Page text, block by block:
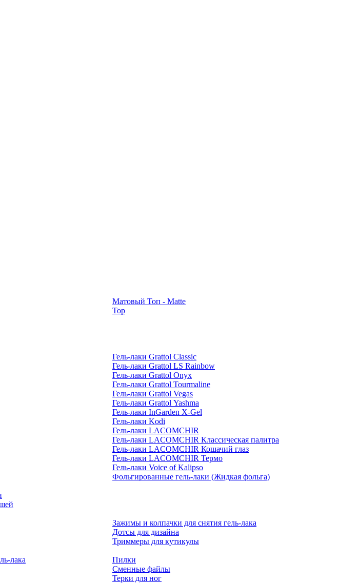
Матовый Топ - Matte
Top
Гель-лаки Grattol Classic
Гель-лаки Grattol LS Rainbow
Гель-лаки Grattol Onyx
Гель-лаки Grattol Tourmaline
Гель-лаки Grattol Vegas
Гель-лаки Grattol Yashma
Гель-лаки InGarden X-Gel
Гель-лаки Kodi
Гель-лаки LACOMCHIR
Гель-лаки LACOMCHIR Классическая палитра
Гель-лаки LACOMCHIR Кошачий глаз
Гель-лаки LACOMCHIR Термо
Гель-лаки Voice of Kalipso
Фольгированные гель-лаки (Жидкая фольга)
Зажимы и колпачки для снятия гель-лака
Дотсы для дизайна
Триммеры для кутикулы
лака
Пилки
Сменные файлы
Терки для ног